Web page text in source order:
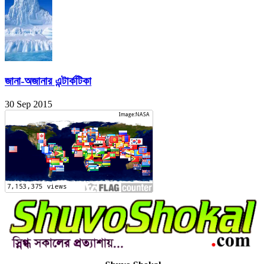
জানা-অজানার এন্টার্কটিকা
30 Sep 2015